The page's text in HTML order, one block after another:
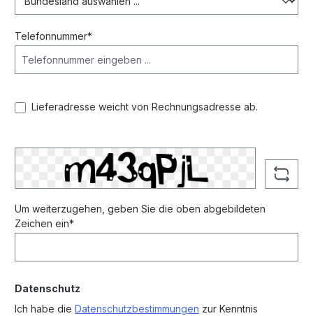
Telefonnummer*
Lieferadresse weicht von Rechnungsadresse ab.
Um weiterzugehen, geben Sie die oben abgebildeten
Zeichen ein*
Datenschutz
Ich habe die Datenschutzbestimmungen zur Kenntnis